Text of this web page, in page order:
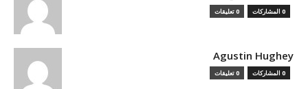
0 المشاركات 0 تعليقات
Agustin Hughey
0 المشاركات 0 تعليقات